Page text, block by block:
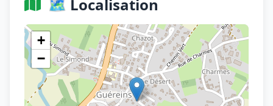
🗺️ Localisation
+
−
Voir sur OpenStreetMap